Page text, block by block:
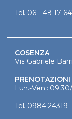
Tel. 06 - 48 17
COSENZA
Via Gabriele
PRENOTAZIONI
Lun.-Ven.:
Tel. 0984 24319